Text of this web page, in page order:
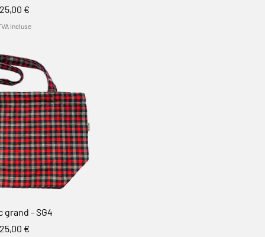
Prix
25,00 €
Incluse
grand - SG4
Prix
25,00 €